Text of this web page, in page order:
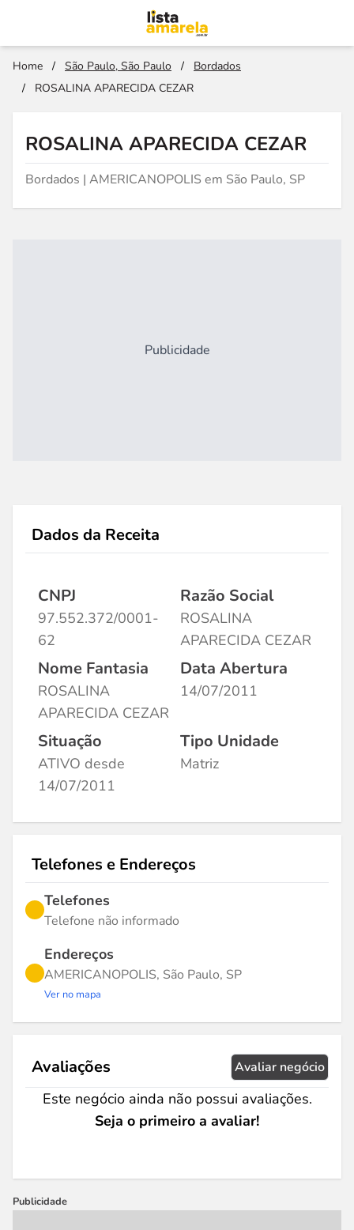
Home / São Paulo, São Paulo /
Bordados
/
ROSALINA APARECIDA CEZAR
ROSALINA APARECIDA CEZAR
Bordados | AMERICANOPOLIS em São Paulo, SP
Publicidade
Dados da Receita
CNPJ
97.552.372/0001-
62
Razão Social
ROSALINA
APARECIDA CEZAR
Nome Fantasia
ROSALINA
APARECIDA CEZAR
Data Abertura
14/07/2011
Situação
ATIVO desde
14/07/2011
Tipo Unidade
Matriz
Telefones e Endereços
Telefones
Telefone não informado
Endereços
AMERICANOPOLIS, São Paulo, SP
Ver no mapa
Avaliações Avaliar negócio
Este negócio ainda não possui avaliações.
Seja o primeiro a avaliar!
Publicidade